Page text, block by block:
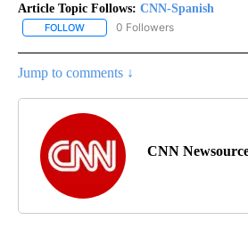
Article Topic Follows: CNN-Spanish
FOLLOW FOLLOW "CNN-SPANISH" TO
0 Followers
Jump to comments ↓
CNN